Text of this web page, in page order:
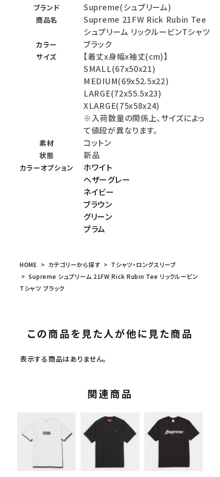
ブランド Supreme(シュプリーム)
商品名
Supreme 21FW Rick Rubin Tee
シュプリーム リックルービンTシャツ
カラー ブラック
サイズ
【着丈x身幅x袖丈(cm)】
SMALL(67x50x21)
MEDIUM(69x52.5x22)
LARGE(72x55.5x23)
XLARGE(75x58x24)
※入荷数量の関係上、サイズによっ
て値段が異なります。
素材 コットン
状態 新品
カラーオプション
ホワイト
ヘザーグレー
ネイビー
ブラウン
グリーン
プラム
HOME カテゴリーから探す
Tシャツ・ロングスリーブ
Supreme シュプリーム 21FW Rick Rubin Tee リックルービン
Tシャツ ブラック
この商品を見た人が他に見た商品
表示する商品はありません。
関連商品